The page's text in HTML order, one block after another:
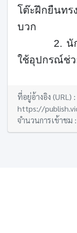
โต๊ะฝึกยืนทร
บวก
2. นักเรี
ใช้อุปกรณ์ช่ว
ที่อยู่อ้างอิง (URL) :
https://
จำนวนการเข้าชม